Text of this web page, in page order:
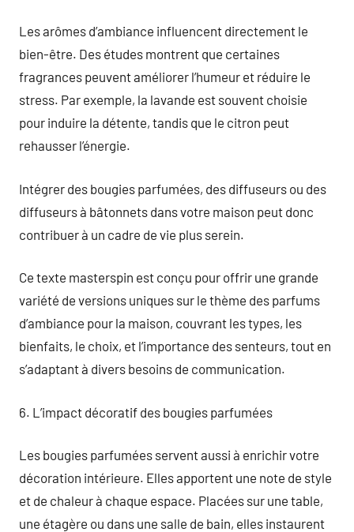
Les arômes d’ambiance influencent directement le
bien-être. Des études montrent que certaines
fragrances peuvent améliorer l’humeur et réduire le
stress. Par exemple, la lavande est souvent choisie
pour induire la détente, tandis que le citron peut
rehausser l’énergie.
Intégrer des bougies parfumées, des diffuseurs ou des
diffuseurs à bâtonnets dans votre maison peut donc
contribuer à un cadre de vie plus serein.
Ce texte masterspin est conçu pour offrir une grande
variété de versions uniques sur le thème des parfums
d’ambiance pour la maison, couvrant les types, les
bienfaits, le choix, et l’importance des senteurs, tout en
s’adaptant à divers besoins de communication.
6. L’impact décoratif des bougies parfumées
Les bougies parfumées servent aussi à enrichir votre
décoration intérieure. Elles apportent une note de style
et de chaleur à chaque espace. Placées sur une table,
une étagère ou dans une salle de bain, elles instaurent